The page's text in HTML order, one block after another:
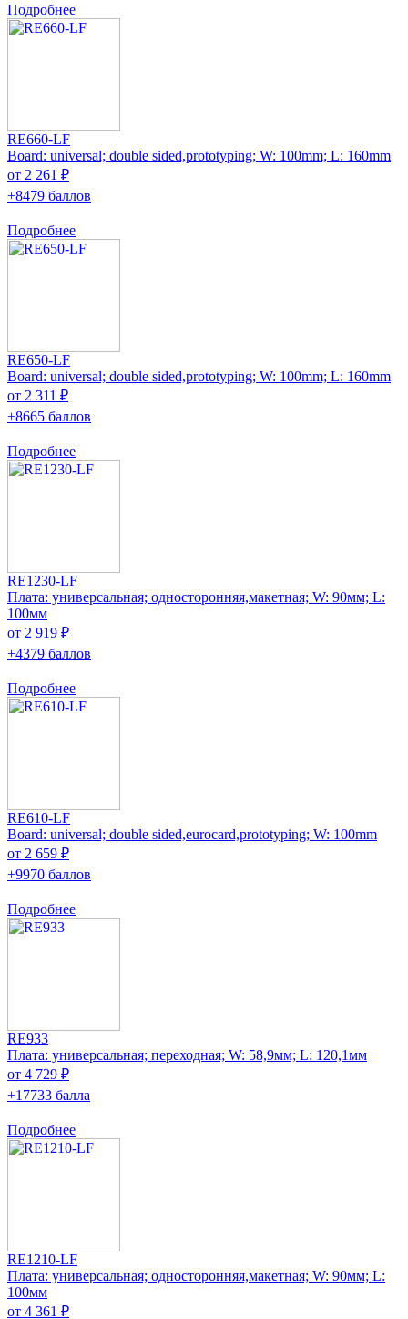
Подробнее
RE660-LF
Board: universal; double sided,prototyping; W: 100mm; L: 160mm
от 2 261 ₽
+8479 баллов
Подробнее
RE650-LF
Board: universal; double sided,prototyping; W: 100mm; L: 160mm
от 2 311 ₽
+8665 баллов
Подробнее
RE1230-LF
Плата: универсальная; односторонняя,макетная; W: 90мм; L:
100мм
от 2 919 ₽
+4379 баллов
Подробнее
RE610-LF
Board: universal; double sided,eurocard,prototyping; W: 100mm
от 2 659 ₽
+9970 баллов
Подробнее
RE933
Плата: универсальная; переходная; W: 58,9мм; L: 120,1мм
от 4 729 ₽
+17733 балла
Подробнее
RE1210-LF
Плата: универсальная; односторонняя,макетная; W: 90мм; L:
100мм
от 4 361 ₽